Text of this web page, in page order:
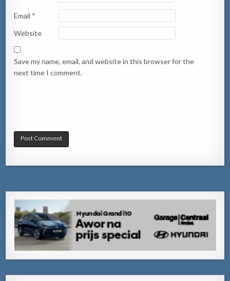
Email *
Website
Save my name, email, and website in this browser for the
next time I comment.